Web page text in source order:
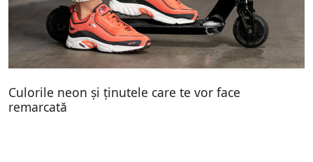
Culorile neon și ținutele care te vor face
remarcată